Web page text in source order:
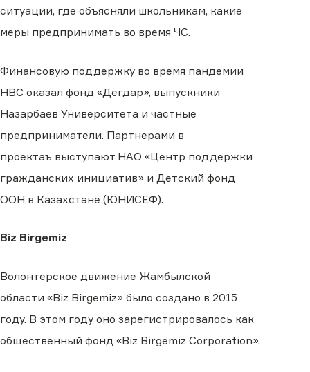
ситуации, где объясняли школьникам, какие
меры предпринимать во время ЧС.
Финансовую поддержку во время пандемии
НВС оказал фонд «Дегдар», выпускники
Назарбаев Университета и частные
предприниматели. Партнерами в
проектаъ выступают НАО «Центр поддержки
гражданских инициатив» и Детский фонд
ООН в Казахстане (ЮНИСЕФ).
Biz Birgemiz
Волонтерское движение Жамбылской
области «Biz Birgemiz» было создано в 2015
году. В этом году оно зарегистрировалось как
общественный фонд «Biz Birgemiz Corporation».